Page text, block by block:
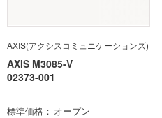
AXIS(アクシスコミュニケーションズ)
AXIS M3085-V
02373-001
標準価格
オープン